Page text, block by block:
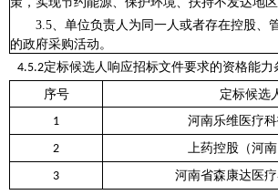
3.5、单位负责人为同一人或者存在控股、
的政府采购活动。
4.5.2定标候选人响应招标文件要求的资格能力
序号
定标候选
1
河南乐维医疗
2 上药控股（河
3 河南省森康达医